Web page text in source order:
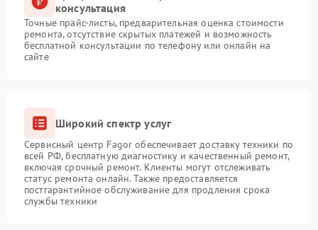
консультация
Точные прайс-листы, предварительная оценка стоимости
ремонта, отсутствие скрытых платежей и возможность
бесплатной консультации по телефону или онлайн на
сайте
Широкий спектр услуг
Сервисный центр Fagor обеспечивает доставку техники по
всей РФ, бесплатную диагностику и качественный ремонт,
включая срочный ремонт. Клиенты могут отслеживать
статус ремонта онлайн. Также предоставляется
постгарантийное обслуживание для продления срока
службы техники